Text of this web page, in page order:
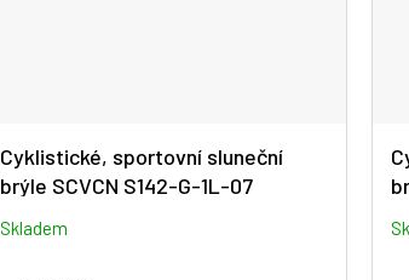
Cyklistické, sportovní sluneční
brýle SCVCN S142-G-1L-07
Skladem